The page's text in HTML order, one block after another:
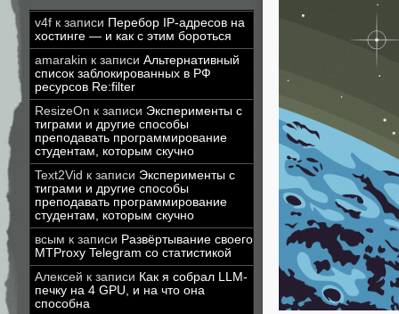
v4f к записи Перебор IP-адресов на
хостинге — и как с этим бороться
amarakin к записи Альтернативный
список заблокированных в РФ
ресурсов Re:filter
ResizeOn к записи Эксперименты с
тиграми и другие способы
преподавать программирование
студентам, которым скучно
Text2Vid к записи Эксперименты с
тиграми и другие способы
преподавать программирование
студентам, которым скучно
всым к записи Развёртывание своего
MTProxy Telegram со статистикой
Алексей к записи Как я собрал LLM-
печку на 4 GPU, и на что она
способна